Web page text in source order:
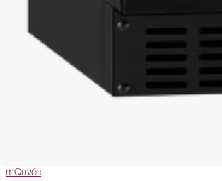
mQuvée